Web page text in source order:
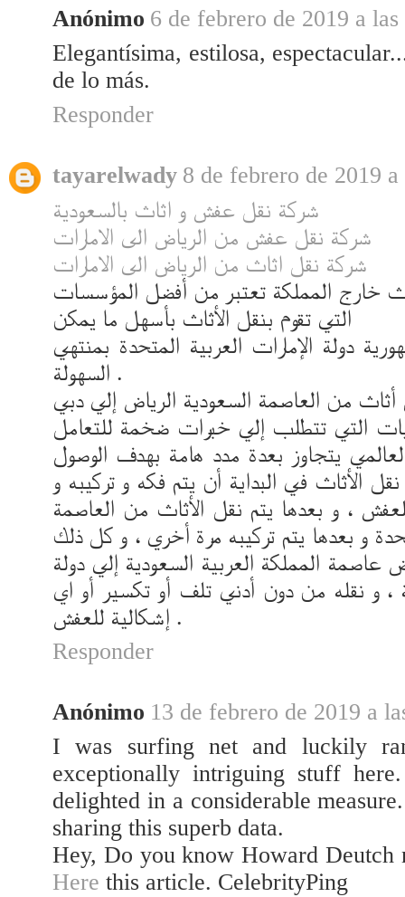
Anónimo 6 de febrero de 2019 a las
Elegantísima, estilosa,
de lo más.
Responder
tayarelwady 8 de febrero de 2019
شركة نقل عفش و اثاث بالسعودية
شركة نقل عفش من الرياض الى الامارات
شركة نقل اثاث من الرياض الى الامارات
خارج المملكة تعتبر من أفضل المؤسسات
التي تقوم بنقل الأثاث بأسهل ما يمكن
دولة الإمارات العربية المتحدة بمنتهي
السهولة .
أثاث من العاصمة السعودية الرياض إلي دبي
التي تتطلب إلي خبرات ضخمة للتعامل
يتجاوز بعدة مدد هامة بهدف الوصول
الأثاث في البداية أن يتم فكه و تركيبه و
، و بعدها يتم نقل الأثاث من العاصمة
و بعدها يتم تركيبه مرة أخري ، و كل ذلك
المملكة العربية السعودية إلي دولة
، و نقله من دون أدني تلف أو تكسير أو اي
إشكالية للعفش .
Responder
Anónimo 13 de febrero de 2019 a
I was surfing net and luckily
exceptionally intriguing stuff
delighted in a considerable
sharing this superb data.
Hey, Do you know Howard
Here this article. CelebrityPing